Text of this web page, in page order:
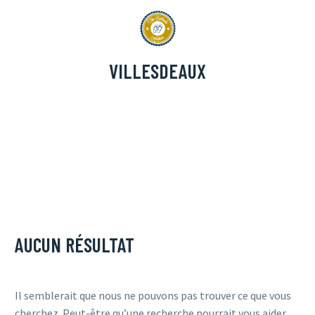
VILLESDEAUX
AUCUN RÉSULTAT
Il semblerait que nous ne pouvons pas trouver ce que vous